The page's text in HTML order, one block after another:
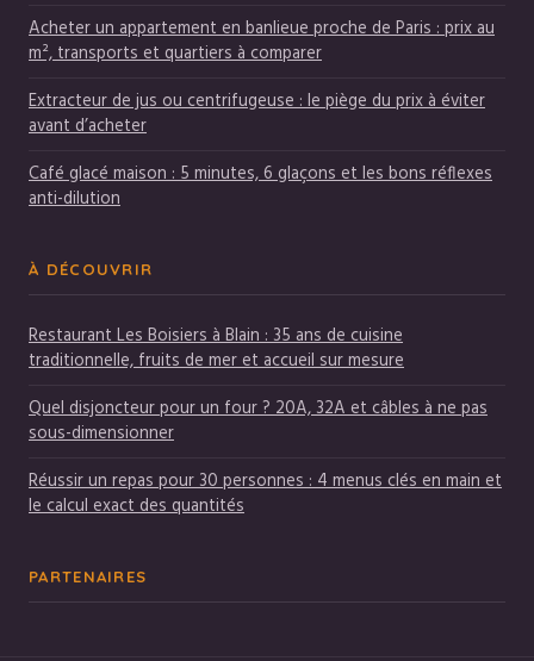
Acheter un appartement en banlieue proche de Paris : prix au
m², transports et quartiers à comparer
Extracteur de jus ou centrifugeuse : le piège du prix à éviter
avant d’acheter
Café glacé maison : 5 minutes, 6 glaçons et les bons réflexes
anti-dilution
À DÉCOUVRIR
Restaurant Les Boisiers à Blain : 35 ans de cuisine
traditionnelle, fruits de mer et accueil sur mesure
Quel disjoncteur pour un four ? 20A, 32A et câbles à ne pas
sous-dimensionner
Réussir un repas pour 30 personnes : 4 menus clés en main et
le calcul exact des quantités
PARTENAIRES